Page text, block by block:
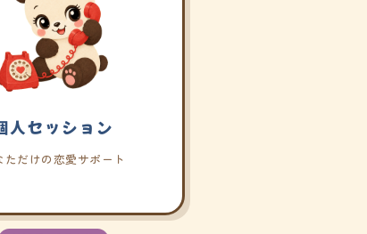
人セッション
ただけの恋愛サポート